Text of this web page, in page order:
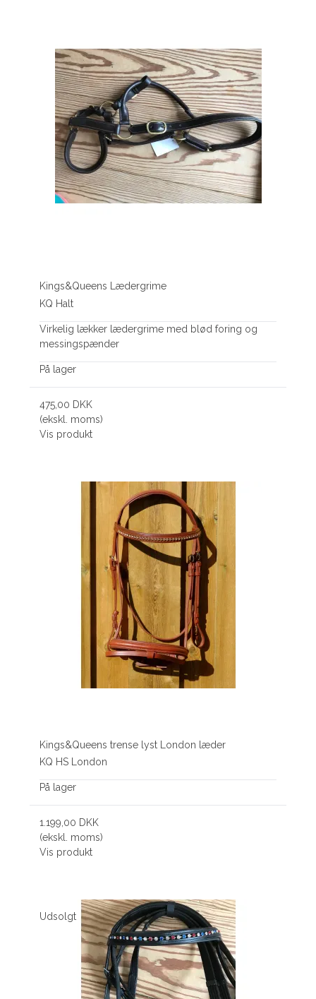
Kings&Queens Lædergrime
KQ Halt
Virkelig lækker lædergrime med blød foring og
messingspænder
På lager
475,00 DKK
(ekskl. moms)
Vis produkt
Kings&Queens trense lyst London læder
KQ HS London
På lager
1.199,00 DKK
(ekskl. moms)
Vis produkt
Udsolgt